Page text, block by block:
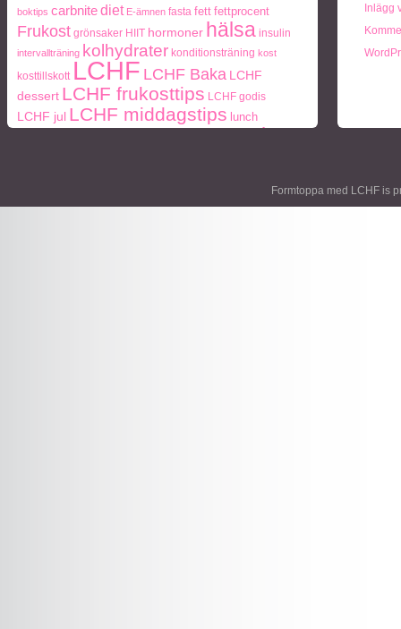
boktips carbnitediet E-ämnen fasta fett fettprocent
Frukost grönsaker HIIT hormoner hälsa insulin
intervallträning kolhydrater konditionsträning kost
kosttillskott LCHF LCHF Baka LCHF
dessert LCHF frukosttips LCHF godis
LCHF jul LCHF middagstips lunch
paleo
Inlägg
Formtoppa med LCHF is